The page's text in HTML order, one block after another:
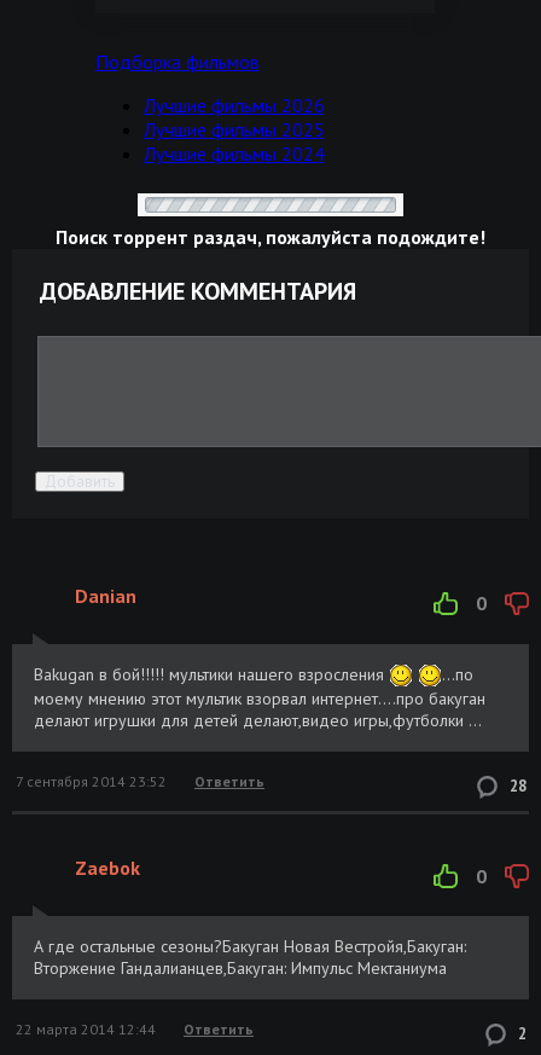
Подборка фильмов
Лучшие фильмы 2026
Лучшие фильмы 2025
Лучшие фильмы 2024
Поиск торрент раздач, пожалуйста подождите!
ДОБАВЛЕНИЕ КОММЕНТАРИЯ
Добавить
0
Danian
Bakugan в бой!!!!! мультики нашего взросления
...по
моему мнению этот мультик взорвал интернет....про бакуган
делают игрушки для детей делают,видео игры,футболки ...
28
7 сентября 2014 23:52 Ответить
0
Zaebok
А где остальные сезоны?Бакуган Новая Вестройя,Бакуган:
Вторжение Гандалианцев,Бакуган: Импульс Мектаниума
2
22 марта 2014 12:44 Ответить